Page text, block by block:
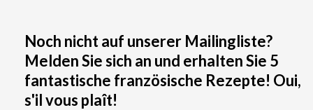
Noch nicht auf unserer Mailingliste?
Melden Sie sich an und erhalten Sie 5
fantastische französische Rezepte! Oui,
s'il vous plaît!